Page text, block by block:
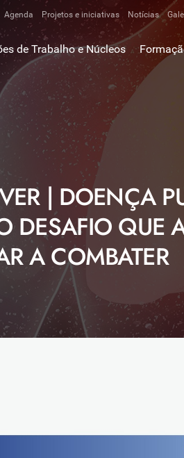
de imprensa
Agenda Projetos e iniciativas Notícias
de Trabalho e Núcleos
de trabalho
Respiratória
Torácica
Crítico Respiratório
do Interstício Pulmonar
Ocupacionais e do Ambiente
Vasculares Pulmonares
Respiratória e DPOC
Respiratória
Respiratória do Sono
Oncológica
Respiratória
Hot
Fórum
| DOENÇA
DESAFIO QUE
A COMBATER